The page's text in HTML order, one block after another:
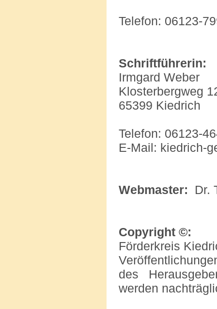
Telefon: 06123-
Schriftführerin:
Irmgard Weber
Klosterbergweg
65399 Kiedrich
Telefon: 06123-
E-Mail: kiedrich-
Webmaster:
Copyright ©:
Förderkreis
des
werden